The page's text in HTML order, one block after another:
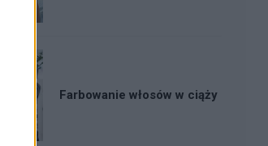
Farbowanie włosów w ciąży